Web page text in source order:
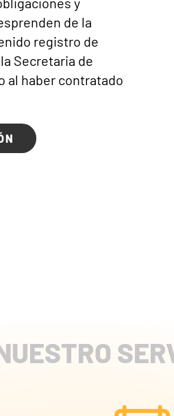
de la
registro de
Secretaria de
al haber contratado